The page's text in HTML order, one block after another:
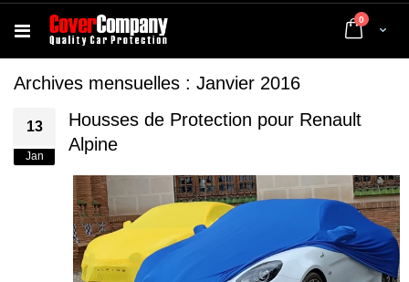
Cart
0 articles
Archives mensuelles : Janvier 2016
13
Jan
Housses de Protection pour Renault
Alpine